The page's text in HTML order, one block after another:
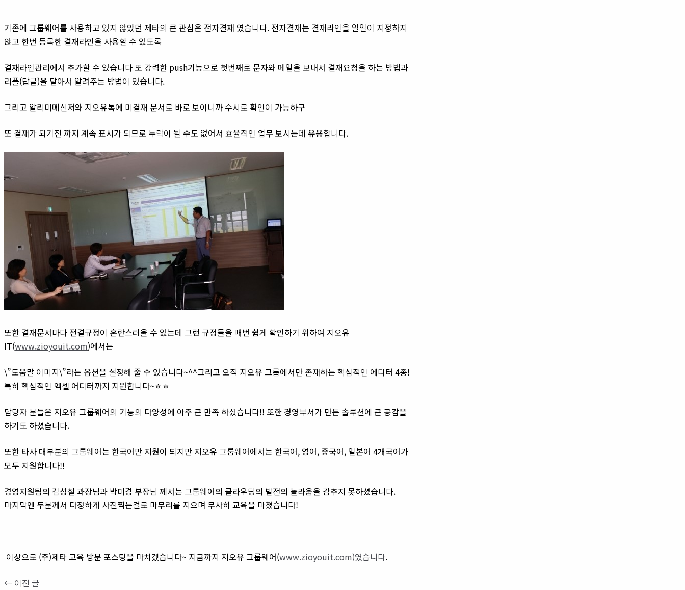
기존에 그룹웨어를 사용하고 있지 않았던 제타의 큰 관심은 전자결재 였습니다. 전자결재는 결재라인을 일일이 지정하지
않고 한번 등록한 결재라인을 사용할 수 있도록
결재라인관리에서 추가할 수 있습니다 또 강력한 push기능으로 첫번째로 문자와 메일을 보내서 결재요청을 하는 방법과
리플(답글)을 달아서 알려주는 방법이 있습니다.
그리고 알리미메신저와 지오유톡에 미결재 문서로 바로 보이니까 수시로 확인이 가능하구
또 결재가 되기전 까지 계속 표시가 되므로 누락이 될 수도 없어서 효율적인 업무 보시는데 유용합니다.
또한 결재문서마다 전결규정이 혼란스러울 수 있는데 그런 규정들을 매번 쉽게 확인하기 위하여 지오유
IT(www.zioyouit.com)에서는
\”도움말 이미지\”라는 옵션을 설정해 줄 수 있습니다~^^그리고 오직 지오유 그룹에서만 존재하는 핵심적인 에디터 4종!
특히 핵심적인 엑셀 어디터까지 지원합니다~ㅎㅎ
담당자 분들은 지오유 그룹웨어의 기능의 다양성에 아주 큰 만족 하셨습니다!! 또한 경영부서가 만든 솔루션에 큰 공감을
하기도 하셨습니다.
또한 타사 대부분의 그룹웨어는 한국어만 지원이 되지만 지오유 그룹웨어에서는 한국어, 영어, 중국어, 일본어 4개국어가
모두 지원합니다!!
경영지원팀의 김성철 과장님과 박미경 부장님 께서는 그룹웨어의 클라우딩의 발전의 놀라움을 감추지 못하셨습니다.
마지막엔 두분께서 다정하게 사진찍는걸로 마무리를 지으며 무사히 교육을 마쳤습니다!
이상으로 (주)제타 교육 방문 포스팅을 마치겠습니다~ 지금까지 지오유 그룹웨어(www.zioyouit.com)였습니다.
← 이전 글